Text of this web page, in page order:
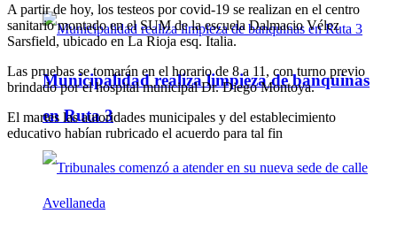
Municipalidad realiza limpieza de banquinas
en Ruta 3
A partir de hoy, los testeos por covid-19 se realizan en el centro
sanitario montado en el SUM de la escuela Dalmacio Vélez
Sarsfield, ubicado en La Rioja esq. Italia.
Las pruebas se tomarán en el horario de 8 a 11, con turno previo
brindado por el hospital municipal Dr. Diego Montoya.
El martes las autoridades municipales y del establecimiento
educativo habían rubricado el acuerdo para tal fin